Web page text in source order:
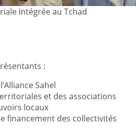
Intégrée au Tchad
:
Sahel
et des associations
locaux
financement des collectivités